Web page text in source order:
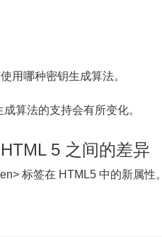
用哪种密钥生成算法。
算法的支持会有所变化。
5 之间的差异
标签在 HTML5 中的新属性。